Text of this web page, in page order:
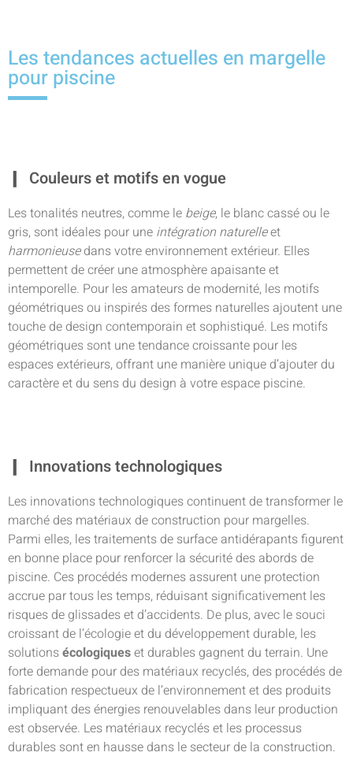
Les tendances actuelles en margelle
pour piscine
Couleurs et motifs en vogue
Les tonalités neutres, comme le beige, le blanc cassé ou le
gris, sont idéales pour une intégration naturelleet
harmonieusedans votre environnement extérieur. Elles
permettent de créer une atmosphère apaisante et
intemporelle. Pour les amateurs de modernité, les motifs
géométriques ou inspirés des formes naturelles ajoutent une
touche de design contemporain et sophistiqué. Les motifs
géométriques sont une tendance croissante pour les
espaces extérieurs, offrant une manière unique d’ajouter du
caractère et du sens du design à votre espace piscine.
Innovations technologiques
Les innovations technologiques continuent de transformer le
marché des matériaux de construction pour margelles.
Parmi elles, les traitements de surface antidérapants figurent
en bonne place pour renforcer la sécurité des abords de
piscine. Ces procédés modernes assurent une protection
accrue par tous les temps, réduisant significativement les
risques de glissades et d’accidents. De plus, avec le souci
croissant de l’écologie et du développement durable, les
solutionsécologiqueset durables gagnent du terrain. Une
forte demande pour des matériaux recyclés, des procédés de
fabrication respectueux de l’environnement et des produits
impliquant des énergies renouvelables dans leur production
est observée. Les matériaux recyclés et les processus
durables sont en hausse dans le secteur de la construction.